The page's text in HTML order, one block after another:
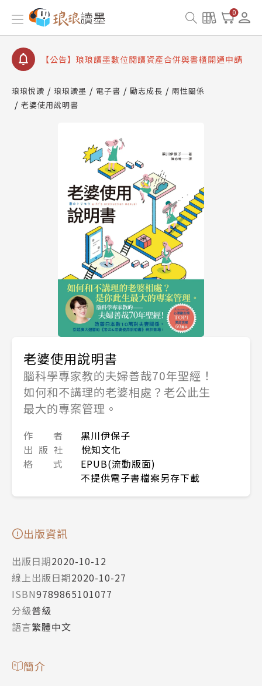
0
查詢
【公告】因 Readmoo 讀墨系統維護中，本站同步暫
停部分閱讀服務
【公告】琅琅讀墨數位閱讀資產合併與書櫃開通申請
【公告】琅琅讀墨 3 分鐘完成書櫃開通與資產合併申
請圖文教學
【公告】因 Readmoo 讀墨系統維護中，本站同步暫
停部分閱讀服務
琅琅悅讀 琅琅讀墨 電子書 勵志成長
兩性關係
老婆使用說明書
老婆使用說明書
腦科學專家教的夫婦善哉70年聖經！
如何和不講理的老婆相處？老公此生
最大的專案管理。
作 者
黑川伊保子
出 版 社
悅知文化
格 式
EPUB(流動版面)
不提供電子書檔案另存下載
出版資訊
出版日期2020-10-12
線上出版日期2020-10-27
ISBN9789865101077
分級普級
語言繁體中文
簡介